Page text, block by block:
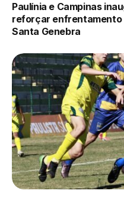
Paulínia e Campinas
reforçar enfrentamento
Santa Genebra